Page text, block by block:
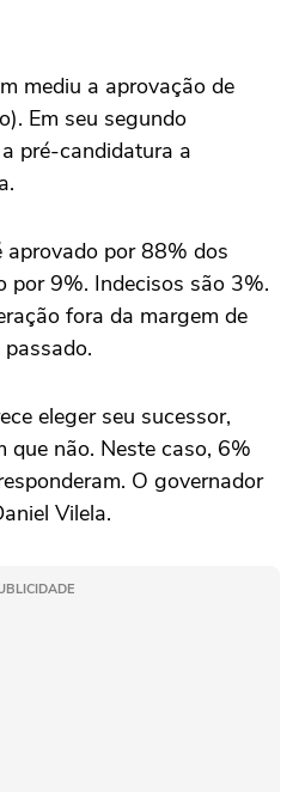
mediu a aprovação de
Em seu segundo
pré-candidatura a
aprovado por 88% dos
por 9%. Indecisos são 3%.
fora da margem de
eleger seu sucessor,
não. Neste caso, 6%
O governador
Vilela.